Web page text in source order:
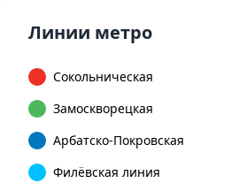
Линии метро
Сокольническая
Замоскворецкая
Арбатско-Покровская
Филёвская линия